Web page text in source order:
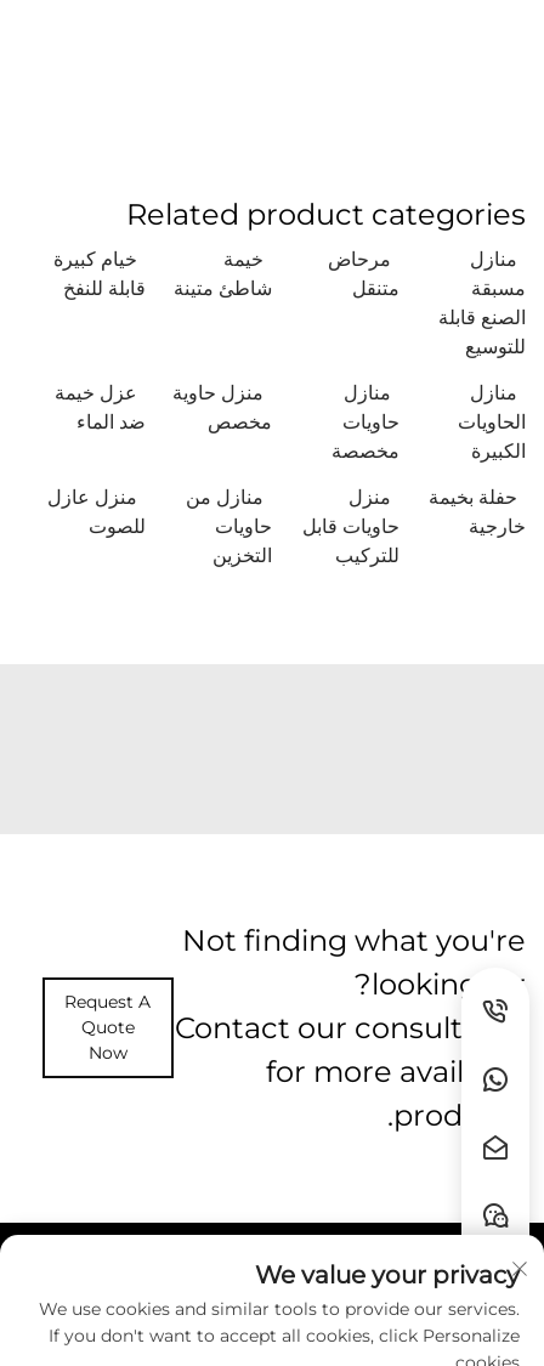
Related product categories
منازل
مسبقة
الصنع قابلة
للتوسيع
مرحاض
متنقل
خيمة
شاطئ متينة
خيام كبيرة
قابلة للنفخ
منازل
الحاويات
الكبيرة
منازل
حاويات
مخصصة
منزل حاوية
مخصص
عزل خيمة
ضد الماء
حفلة بخيمة
خارجية
منزل
حاويات قابل
للتركيب
منازل من
حاويات
التخزين
منزل عازل
للصوت
Not finding what you're
looking for?
Contact our consultants
for more available
products.
Request A
Quote
Now
روابط سريعة
اتصل بنا
We value your privacy
We use cookies and similar tools to provide our services.
If you don't want to accept all cookies, click Personalize